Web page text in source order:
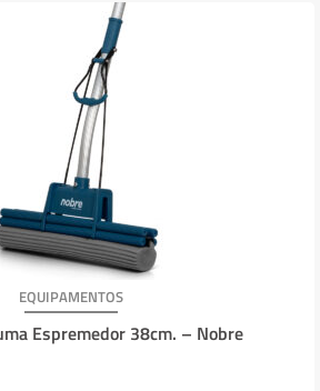
EQUIPAMENTOS
Espremedor 38cm. – Nobre